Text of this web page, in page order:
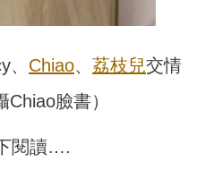
Chiao、 荔枝兒交情
臉書）
閱讀….